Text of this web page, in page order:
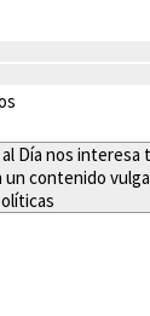
Día nos
contenido